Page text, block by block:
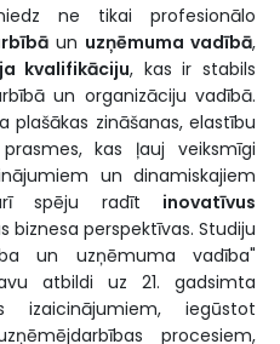
ne tikai profesionālo
un uzņēmuma vadībā,
kvalifikāciju, kas ir stabils
un organizāciju vadībā.
plašākas zināšanas, elastību
kas ļauj veiksmīgi
un dinamiskajiem
spēju radīt inovatīvus
biznesa perspektīvas. Studiju
un uzņēmuma vadība"
atbildi uz 21. gadsimta
izaicinājumiem, iegūstot
procesiem,